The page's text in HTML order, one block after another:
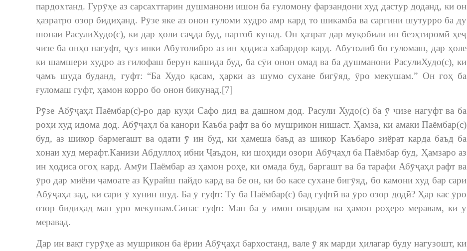
пардохтанд. Гурӯҳе аз сарсахттарин душманони ишон ба ғуломону фарзандони худ дастур доданд, ки он
ҳазратро озор бидиҳанд. Рӯзе яке аз онон ғуломи худро амр кард то шикамба ва саргини шутурро ба ду
шонаи РасулиХудо(с), ки дар ҳоли саҷда буд, партоб кунад. Он ҳазрат дар муқобили ин беэҳтиромӣ ҳеҷ
чизе ба онҳо нагуфт, ҷуз инки Абӯтолибро аз ин ҳодиса хабардор кард. Абӯтолиб бо ғуломаш, дар ҳоле
ки шамшери худро аз ғилофаш берун кашида буд, ба сӯи онон омад ва ба душманони РасулиХудо(с), ки
ҷамъ шуда буданд, гуфт: “Ба Худо қасам, ҳарки аз шумо сухане бигӯяд, ӯро мекушам.” Он гоҳ ба
ғуломаш гуфт, ҳамон корро бо онон бикунад.[7]
Рӯзе Абӯҷаҳл Паёмбар(с)-ро дар куҳи Сафо дид ва дашном дод. Расули Худо(с) ба ӯ чизе нагуфт ва ба
роҳи худ идома дод. Абӯҷаҳл ба канори Каъба рафт ва бо мушрикон нишаст. Ҳамза, ки амаки Паёмбар(с)
буд, аз шикор бармегашт ва одати ӯ ин буд, ки ҳамеша баъд аз шикор Каъбаро зиёрат карда баъд ба
хонаи худ мерафт.Канизи Абдуллоҳ ибни Ҷаъдон, ки шоҳиди озори Абӯҷаҳл ба Паёмбар буд, Ҳамзаро аз
ин ҳодиса огоҳ кард. Амӯи Паёмбар аз ҳамон роҳе, ки омада буд, баргашт ва ба тарафи Абӯҷаҳл рафт ва
ӯро дар миёни ҷамоате аз Қурайш пайдо кард ва бе он, ки бо касе сухане бигӯяд, бо камони худ бар сари
Абӯҷаҳл зад, ки сари ӯ хунин шуд. Ба ӯ гуфт: Ту ба Паёмбар(с) бад гуфтӣ ва ӯро озор додӣ? Ҳар кас ӯро
озор бидиҳад ман ӯро мекушам.Сипас гуфт: Ман ба ӯ имон овардам ва ҳамон роҳеро меравам, ки ӯ
меравад.
Дар ин вақт гурӯҳе аз мушрикон ба ёрии Абӯҷаҳл бархостанд, вале ӯ як марди ҳилагар буду нагузошт, ки